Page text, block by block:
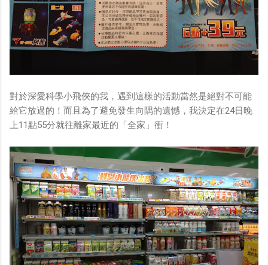
對於深愛科學小飛俠的我，遇到這樣的活動當然是絕對不可能
給它放過的！而且為了避免發生向隅的遺憾，我決定在24日晚
上11點55分就往離家最近的「全家」衝！